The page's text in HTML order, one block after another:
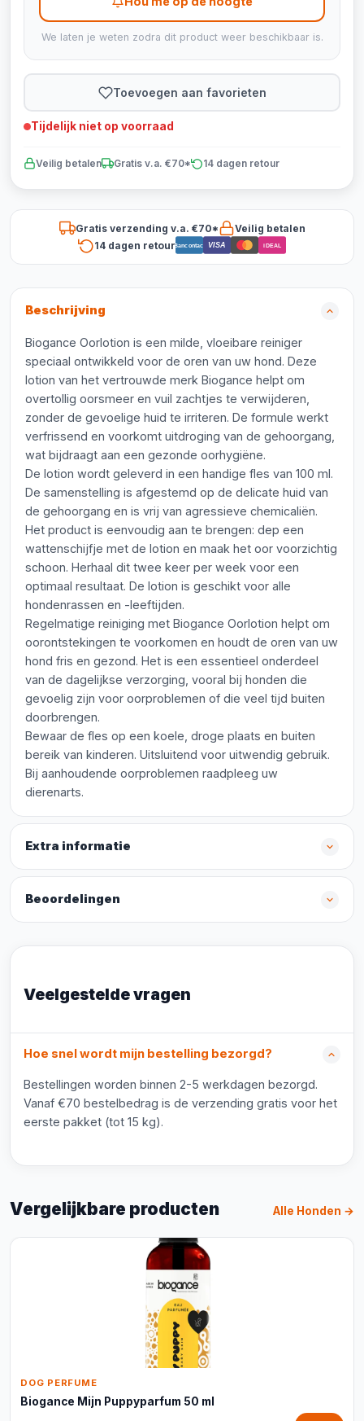
We laten je weten zodra dit product weer beschikbaar is.
Toevoegen aan favorieten
Tijdelijk niet op voorraad
Veilig betalen Gratis v.a. €70* 14 dagen retour
Gratis verzending v.a. €70*
Veilig betalen
14 dagen retourBancontact VISA iDEAL
Beschrijving
Biogance Oorlotion is een milde, vloeibare reiniger
speciaal ontwikkeld voor de oren van uw hond. Deze
lotion van het vertrouwde merk Biogance helpt om
overtollig oorsmeer en vuil zachtjes te verwijderen,
zonder de gevoelige huid te irriteren. De formule werkt
verfrissend en voorkomt uitdroging van de gehoorgang,
wat bijdraagt aan een gezonde oorhygiëne.
De lotion wordt geleverd in een handige fles van 100 ml.
De samenstelling is afgestemd op de delicate huid van
de gehoorgang en is vrij van agressieve chemicaliën.
Het product is eenvoudig aan te brengen: dep een
wattenschijfje met de lotion en maak het oor voorzichtig
schoon. Herhaal dit twee keer per week voor een
optimaal resultaat. De lotion is geschikt voor alle
hondenrassen en -leeftijden.
Regelmatige reiniging met Biogance Oorlotion helpt om
oorontstekingen te voorkomen en houdt de oren van uw
hond fris en gezond. Het is een essentieel onderdeel
van de dagelijkse verzorging, vooral bij honden die
gevoelig zijn voor oorproblemen of die veel tijd buiten
doorbrengen.
Bewaar de fles op een koele, droge plaats en buiten
bereik van kinderen. Uitsluitend voor uitwendig gebruik.
Bij aanhoudende oorproblemen raadpleeg uw
dierenarts.
Extra informatie
Beoordelingen
Veelgestelde vragen
Hoe snel wordt mijn bestelling bezorgd?
Bestellingen worden binnen 2-5 werkdagen bezorgd.
Vanaf €70 bestelbedrag is de verzending gratis voor het
eerste pakket (tot 15 kg).
Vergelijkbare producten Alle Honden →
DOG PERFUME
Biogance Mijn Puppyparfum 50 ml